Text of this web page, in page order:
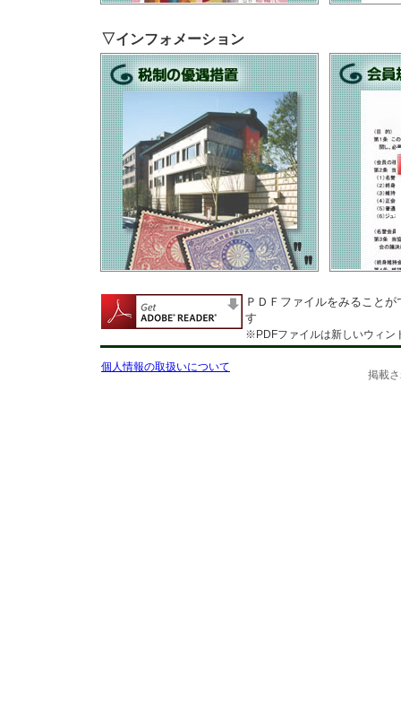
▽インフォメーション
ＰＤＦファイルをみること
す
※PDFファイルは新しいウィン
個人情報の取扱いについて
掲載